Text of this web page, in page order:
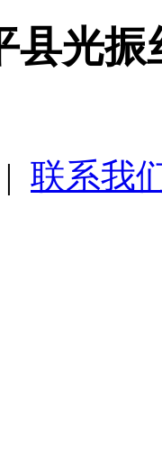
县光
| 联系我